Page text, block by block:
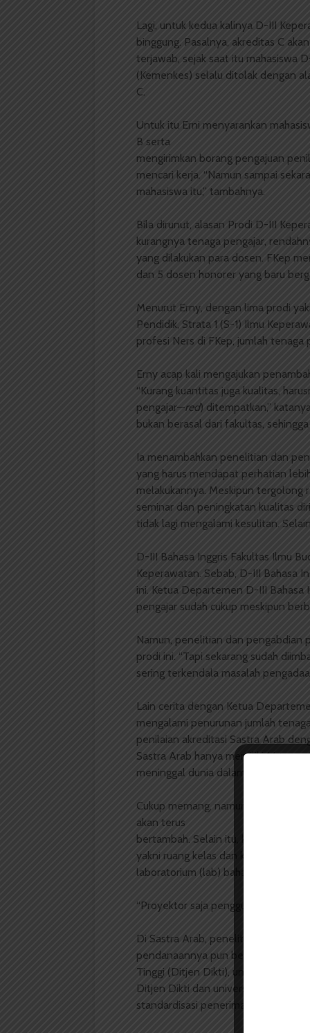
Lagi, untuk kedua kalinya D-III
binggung. Pasalnya, akreditas C
terjawab, sejak saat itu mahasiswa
(Kemenkes) selalu ditolak dengan
C.
Untuk itu Erni menyarankan
B serta
mengirimkan borang pengajuan
mencari kerja. “Namun sampai
mahasiswa itu,” tambahnya.
Bila dirunut, alasan Prodi D-III
kurangnya tenaga pengajar,
yang dilakukan para dosen. FKep
dan 5 dosen honorer yang baru
Menurut Erny, dengan lima prodi
Pendidik, Strata 1 (S-1) Ilmu
profesi Ners di FKep, jumlah tenaga
Erny acap kali mengajukan
“Kurang kuantitas juga kualitas,
pengajar—red) ditempatkan,”
bukan berasal dari fakultas,
Ia menambahkan penelitian dan
yang harus mendapat perhatian
melakukannya. Meskipun tergolong
seminar dan peningkatan kualitas
tidak lagi mengalami kesulitan.
D-III Bahasa Inggris Fakultas Ilmu
Keperawatan. Sebab, D-III Bahasa
ini. Ketua Departemen D-III Bahasa
pengajar sudah cukup meskipun
Namun, penelitian dan pengabdian
prodi ini. “Tapi sekarang sudah
sering terkendala masalah
Lain cerita dengan Ketua
mengalami penurunan jumlah
penilaian akreditasi Sastra Arab
Sastra Arab hanya memiliki 14
meninggal dunia dalam rentang
Cukup memang, namun pas­-pasan.
akan terus
bertambah. Selain itu, kurangnya
yakni ruang kelas dan kursi tak
laboratorium (lab) bahasa tidak
“Proyektor saja penggunaannya
Di Sastra Arab, penelitian dan
pendanaannya pun beragam. Mulai
Tinggi (Ditjen Dikti), universitas,
Ditjen Dikti dan universitas sedikit
standardisasi penerima dana